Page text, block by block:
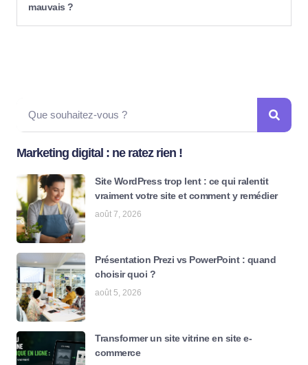
mauvais ?
Marketing digital : ne ratez rien !
Site WordPress trop lent : ce qui ralentit
vraiment votre site et comment y remédier
août 7, 2026
Présentation Prezi vs PowerPoint : quand
choisir quoi ?
août 5, 2026
Transformer un site vitrine en site e-
commerce